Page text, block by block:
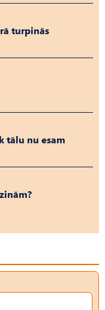
turpinās
tālu nu esam